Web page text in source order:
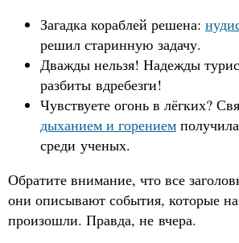
Загадка кораблей решена:
решил старинную задачу.
Дважды нельзя! Надежды
разбиты вдребезги!
Чувствуете огонь в лёгких?
дыханием и горением
среди ученых.
Обратите внимание, что все
они описывают события, которые
произошли. Правда, не вчера.